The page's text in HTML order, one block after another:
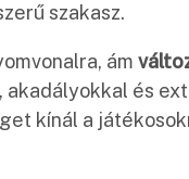
szakasz.
ám
és
kínál a